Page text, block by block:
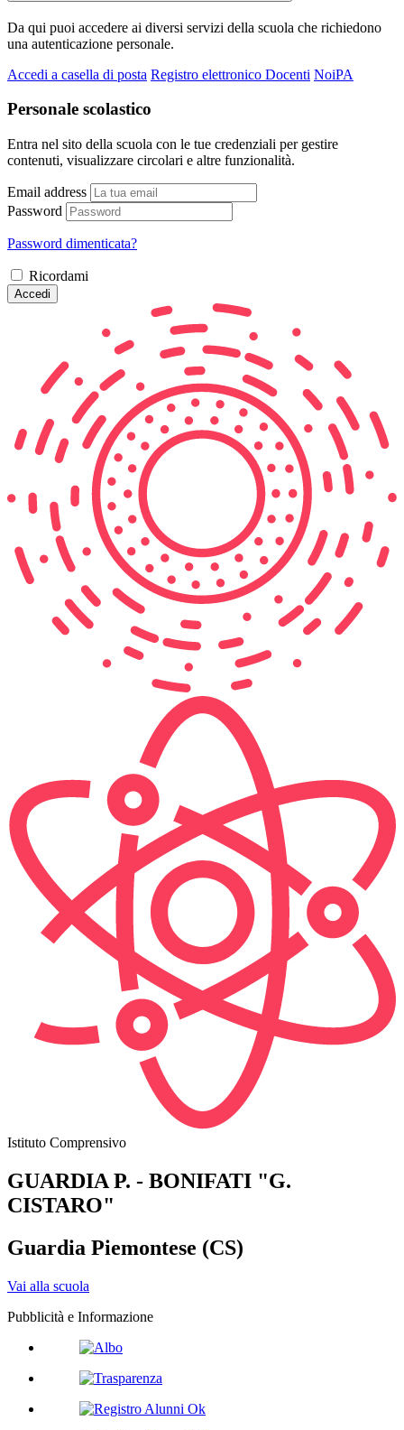
Da qui puoi accedere ai diversi servizi della scuola che richiedono
una autenticazione personale.
Accedi a casella di posta Registro elettronico Docenti NoiPA
Personale scolastico
Entra nel sito della scuola con le tue credenziali per gestire
contenuti, visualizzare circolari e altre funzionalità.
Email address
Password
Password dimenticata?
Ricordami
Accedi
Istituto Comprensivo
GUARDIA P. - BONIFATI "G.
CISTARO"
Guardia Piemontese (CS)
Vai alla scuola
Pubblicità e Informazione